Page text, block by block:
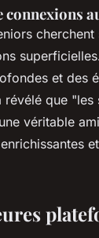
connexions
et des
révélé que "les
véritable